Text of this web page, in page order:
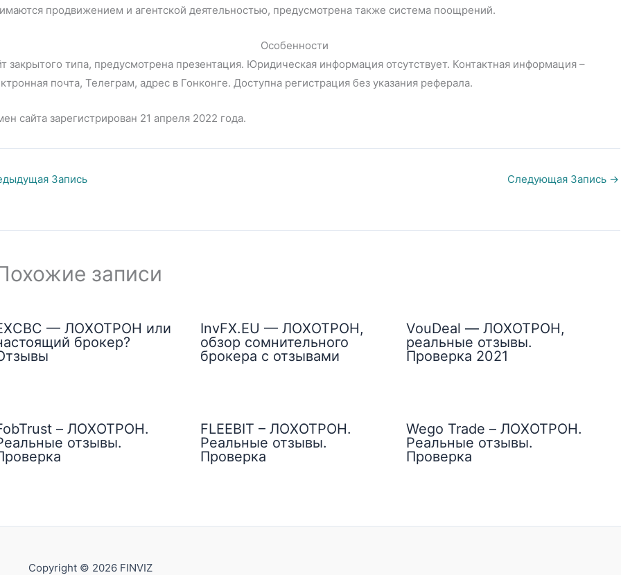
продвижением и агентской деятельностью, предусмотрена также система поощрений.
Особенности
закрытого типа, предусмотрена презентация. Юридическая информация отсутствует. Контактная информация –
почта, Телеграм, адрес в Гонконге. Доступна регистрация без указания реферала.
сайта зарегистрирован 21 апреля 2022 года.
Запись Следующая Запись →
записи
— ЛОХОТРОН или
брокер?
InvFX.EU — ЛОХОТРОН,
обзор сомнительного
брокера с отзывами
VouDeal — ЛОХОТРОН,
реальные отзывы.
Проверка 2021
– ЛОХОТРОН.
отзывы.
FLEEBIT – ЛОХОТРОН.
Реальные отзывы.
Проверка
Wego Trade – ЛОХОТРОН.
Реальные отзывы.
Проверка
Copyright © 2026 FINVIZ